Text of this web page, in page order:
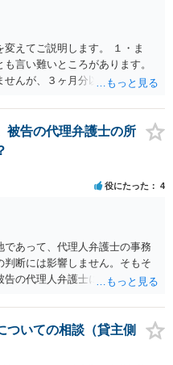
えてご説明します。 １・ま
言い難いところがあります。
せんが、３ヶ月分以上滞納した
て、大家があなたとの賃貸借
ってしまうからです。 そのよう
い」と考えていれば、引き続
があります。 ２・弁護士が事
で見立てが変わりますし、そ
沿える活動を保障できず、 依
頼を受けるにしても厳しめの
性があります。 定型的な事件
んともいえないと思います。
れるとよいと思います。 ３・
とのやりとりを行うことが可
ウェブ会議で裁判を実施する場
んも同行してもらう必要が和解
被告の代理弁護士の所
役にたった 4
あって、代理人弁護士の事務
断には影響しません。そもそ
告の代理人弁護士には民事訴訟
ついての相談（貸主側